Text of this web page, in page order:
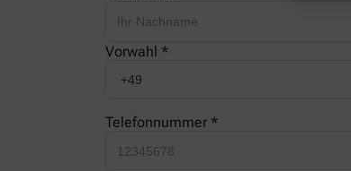
Vorwahl *
Telefonnummer *